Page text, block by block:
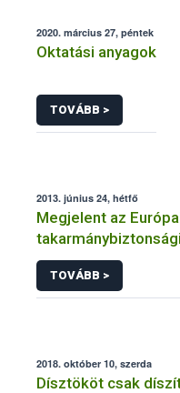
2020. március 27, péntek
Oktatási anyagok
TOVÁBB >
2013. június 24, hétfő
Megjelent az
rendszerének éves
TOVÁBB >
2018. október 10, szerda
Dísztököt csak